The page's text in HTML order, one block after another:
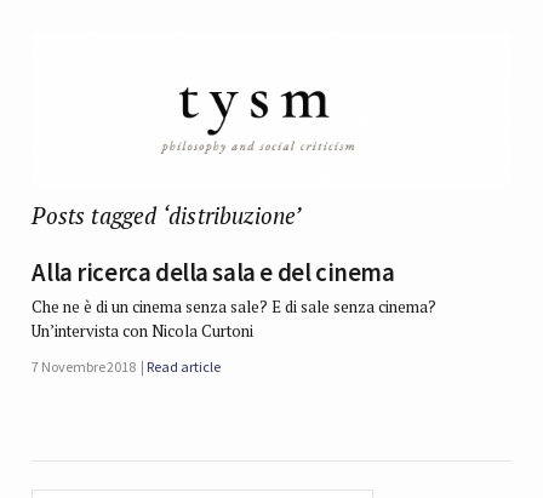
Posts tagged ‘distribuzione’
Alla ricerca della sala e del cinema
Che ne è di un cinema senza sale? E di sale senza cinema?
Un’intervista con Nicola Curtoni
7 Novembre 2018 Read article